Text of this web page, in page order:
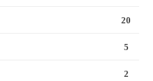
20
5
2